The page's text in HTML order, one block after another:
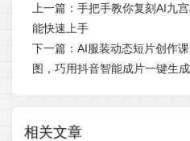
上一篇： 手把手教你复刻AI九
能快速上手
下一篇： AI服装动态短片创作
图，巧用抖音智能成片一键生
相关文章